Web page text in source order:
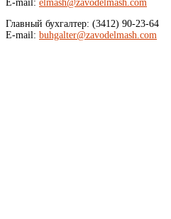
E-mail: elmash@zavodelmash.com
Главный бухгалтер: (3412) 90-23-64
E-mail: buhgalter@zavodelmash.com